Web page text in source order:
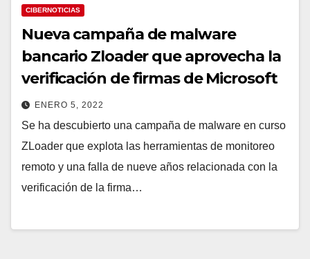
CIBERNOTICIAS
Nueva campaña de malware
bancario Zloader que aprovecha la
verificación de firmas de Microsoft
ENERO 5, 2022
Se ha descubierto una campaña de malware en curso
ZLoader que explota las herramientas de monitoreo
remoto y una falla de nueve años relacionada con la
verificación de la firma…